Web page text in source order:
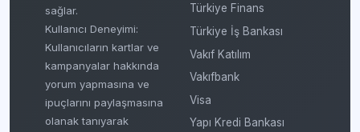
sağlar.
Kullanıcı Deneyimi:
Kullanıcıların kartlar ve
kampanyalar hakkında
yorum yapmasına ve
ipuçlarını paylaşmasına
olanak tanıyarak
Türkiye Finans
Türkiye İş Bankası
Vakıf Katılım
Vakıfbank
Visa
Yapı Kredi Bankası